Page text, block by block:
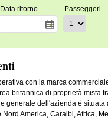
Data ritorno Passeggeri
con la marca
britannica di proprietà mista
generale dell'azienda è situata
America, Caraibi, Africa,